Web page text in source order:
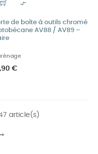

de boîte à outils chromé
AV88 / AV89 –
€
article(s)